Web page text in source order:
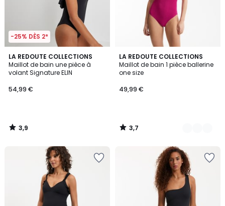
-25% DÈS 2*
LA REDOUTE COLLECTIONS
Maillot de bain une pièce à
volant Signature ELIN
54,99 €
3,9
/ 5
3,9
/
LA REDOUTE COLLECTIONS
Maillot de bain 1 pièce ballerine
one size
49,99 €
3,7
/ 5
2
Couleurs
3,7
/